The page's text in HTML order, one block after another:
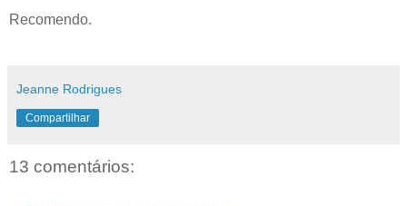
Recomendo.
Jeanne Rodrigues
Compartilhar
13 comentários: